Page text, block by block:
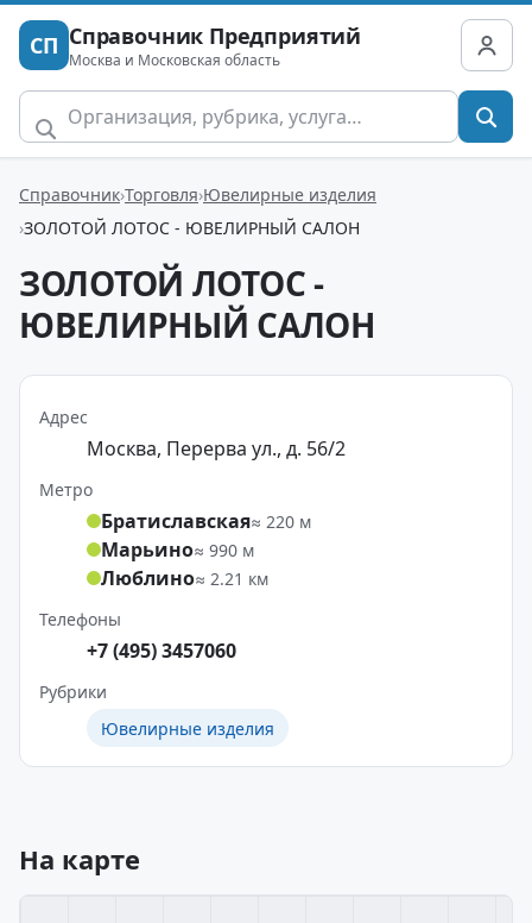
СП Справочник Предприятий
Москва и Московская область
Справочник Торговля Ювелирные изделия
ЗОЛОТОЙ ЛОТОС - ЮВЕЛИРНЫЙ САЛОН
ЗОЛОТОЙ ЛОТОС -
ЮВЕЛИРНЫЙ САЛОН
Адрес
Москва, Перерва ул., д. 56/2
Метро
Братиславская≈ 220 м
Марьино≈ 990 м
Люблино≈ 2.21 км
Телефоны
+7 (495) 3457060
Рубрики
Ювелирные изделия
На карте